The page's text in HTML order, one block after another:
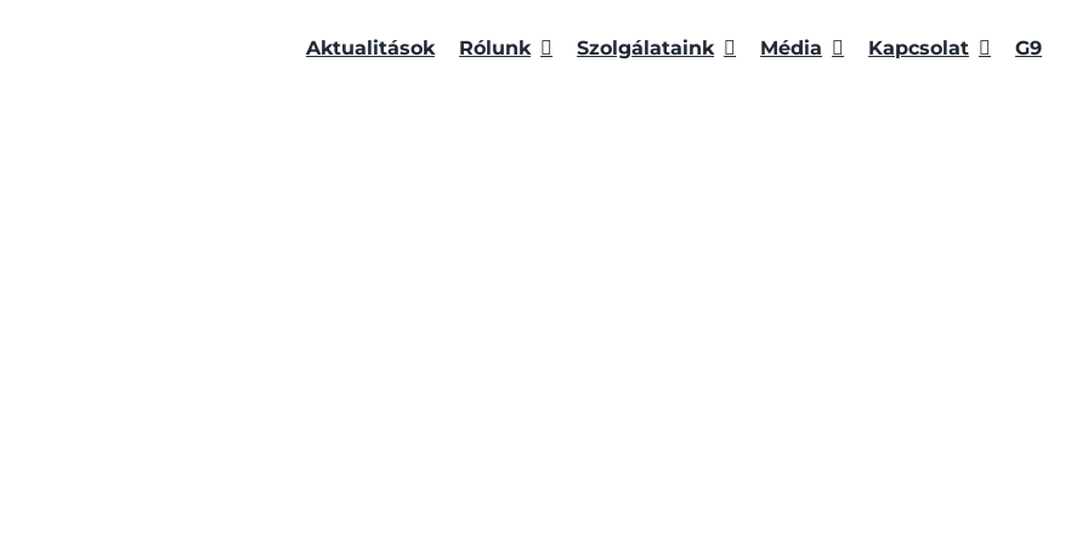
Aktualitások
Rólunk Szolgálataink Média Kapcsolat G9